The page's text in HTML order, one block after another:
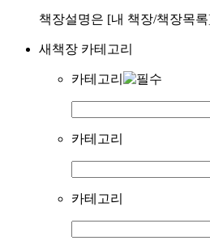
책장설명은 [내 책장/책장목
새책장 카테고리
카테고리
카테고리
카테고리